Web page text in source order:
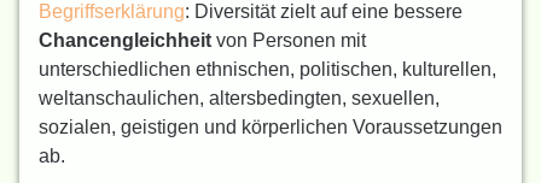
Begriffserklärung: Diversität zielt auf eine bessere
Chancengleichheit von Personen mit
unterschiedlichen ethnischen, politischen, kulturellen,
weltanschaulichen, altersbedingten, sexuellen,
sozialen, geistigen und körperlichen Voraussetzungen
ab.